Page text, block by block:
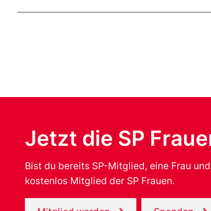
Jetzt die SP
Bist du bereits SP-Mitglied, eine Frau
kostenlos Mitglied der SP Frauen.